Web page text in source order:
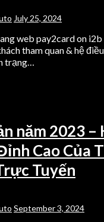
July 25, 2024
web pay2card on
tham quan & hệ
trạng…
năm 2023 –
Cao Của
Tuyến
September 3, 2024